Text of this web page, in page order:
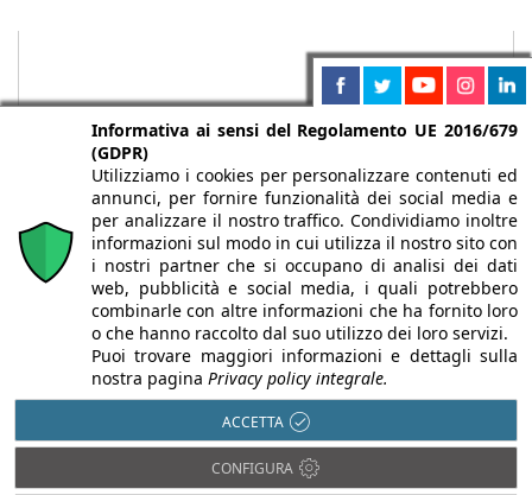
Chi siamo Autori Per la tua pubblicità
Iscriviti alla
newsletter
Infobuild è testata registrata presso il Tribunale di Milano al n° 63
dell’8/3/2013 - ISSN 2282-2267
Informativa ai sensi del Regolamento UE 2016/679
(GDPR)
Utilizziamo i cookies per personalizzare contenuti ed
annunci, per fornire funzionalità dei social media e
per analizzare il nostro traffico. Condividiamo inoltre
informazioni sul modo in cui utilizza il nostro sito con
i nostri partner che si occupano di analisi dei dati
web, pubblicità e social media, i quali potrebbero
combinarle con altre informazioni che ha fornito loro
o che hanno raccolto dal suo utilizzo dei loro servizi.
Puoi trovare maggiori informazioni e dettagli sulla
nostra pagina Privacy policy integrale.
ACCETTA
CONFIGURA